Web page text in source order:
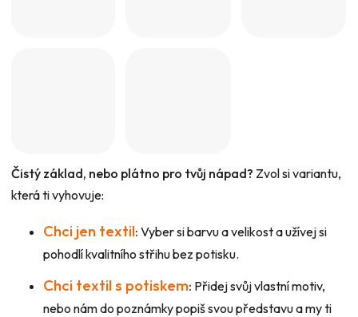
Čistý základ, nebo plátno pro tvůj nápad? Zvol si variantu,
která ti vyhovuje:
Chci jen textil: Vyber si barvu a velikost a užívej si
pohodlí kvalitního střihu bez potisku.
Chci textil s potiskem: Přidej svůj vlastní motiv,
nebo nám do poznámky popiš svou představu a my ti